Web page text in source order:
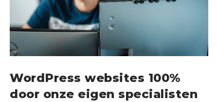
WordPress websites 100%
door onze eigen specialisten